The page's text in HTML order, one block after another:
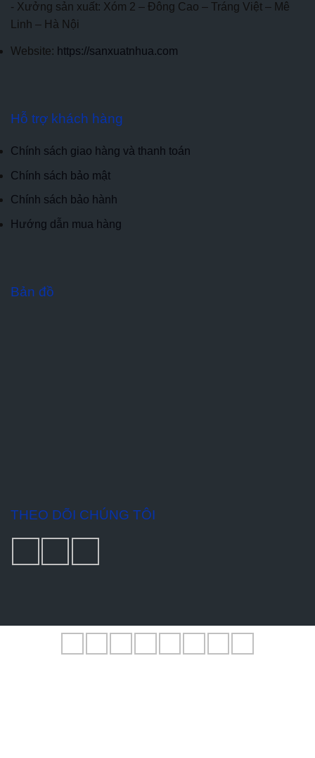
- Xưởng sản xuất: Xóm 2 – Đông Cao – Tráng Việt – Mê
Linh – Hà Nội
Website: https://sanxuatnhua.com
Hỗ trợ khách hàng
Chính sách giao hàng và thanh toán
Chính sách bảo mật
Chính sách bảo hành
Hướng dẫn mua hàng
Bản đồ
THEO DÕI CHÚNG TÔI